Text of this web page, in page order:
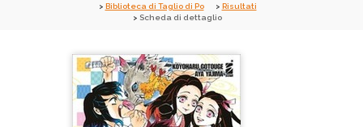
Biblioteca di Taglio di Po
Risultati
Scheda di dettaglio